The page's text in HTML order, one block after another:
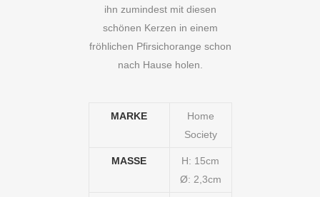
ihn zumindest mit diesen
schönen Kerzen in einem
fröhlichen Pfirsichorange schon
nach Hause holen.
MARKE
Home
Society
MASSE
H: 15cm
Ø: 2,3cm